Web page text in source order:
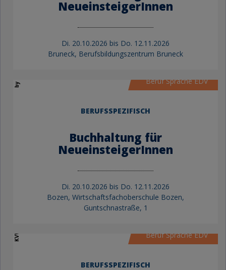
NeueinsteigerInnen
Di. 20.10.2026 bis Do. 12.11.2026
Bruneck, Berufsbildungszentrum Bruneck
Beruf Sprache EDV
BERUFSSPEZIFISCH
Buchhaltung für
NeueinsteigerInnen
Di. 20.10.2026 bis Do. 12.11.2026
Bozen, Wirtschaftsfachoberschule Bozen,
Guntschnastraße, 1
KVW Bildung Beruf Sprache EDV
BERUFSSPEZIFISCH